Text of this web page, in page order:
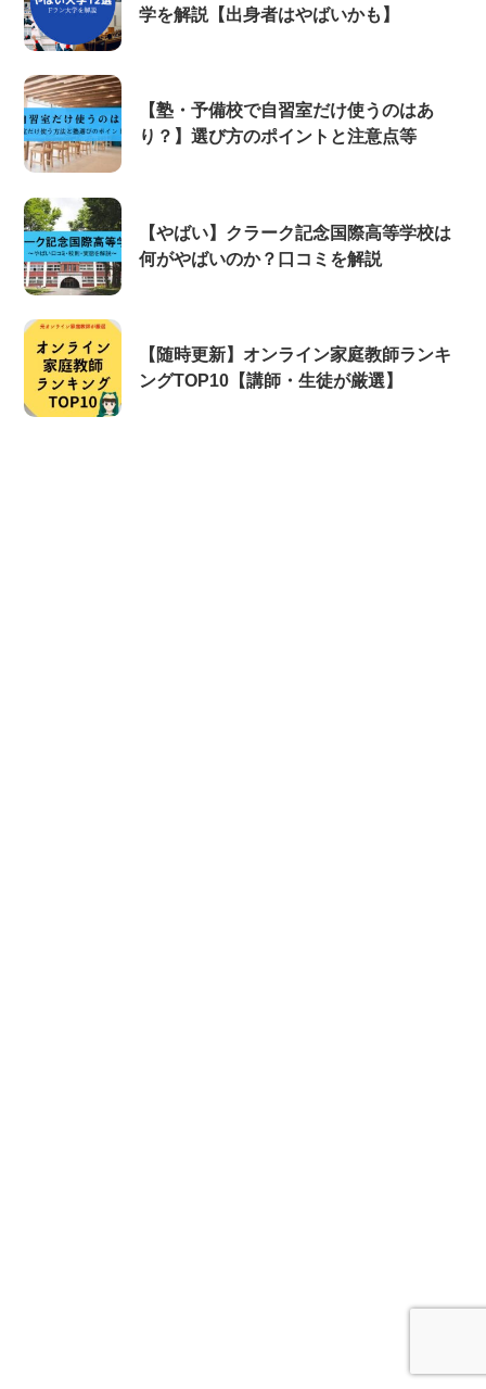
学を解説【出身者はやばいかも】
【塾・予備校で自習室だけ使うのはあ
り？】選び方のポイントと注意点等
【やばい】クラーク記念国際高等学校は
何がやばいのか？口コミを解説
【随時更新】オンライン家庭教師ランキ
ングTOP10【講師・生徒が厳選】